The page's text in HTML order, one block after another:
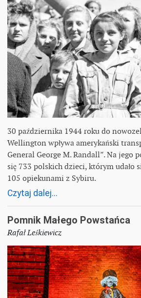
30 października 1944 roku do
Wellington wpływa amerykański
General George M. Randall”. Na jego
się 733 polskich dzieci, którym udało
105 opiekunami z Sybiru.
Czytaj dalej...
Pomnik Małego Powstańca
Rafał Leśkiewicz